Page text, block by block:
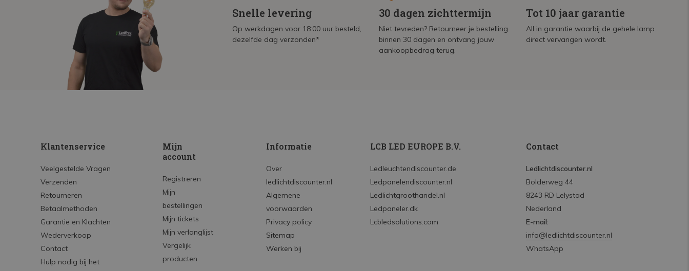
Snelle levering
Op werkdagen voor 18:00 uur besteld,
dezelfde dag verzonden*
30 dagen zichttermijn
Niet tevreden? Retourneer je bestelling
binnen 30 dagen en ontvang jouw
aankoopbedrag terug.
Tot 10 jaar garantie
All in garantie waarbij de gehele lamp
direct vervangen wordt.
Klantenservice
Veelgestelde Vragen
Verzenden
Retourneren
Betaalmethoden
Garantie en Klachten
Wederverkoop
Contact
Hulp nodig bij het
Mijn
account
Registreren
Mijn
bestellingen
Mijn tickets
Mijn verlanglijst
Vergelijk
producten
Informatie
Over
ledlichtdiscounter.nl
Algemene
voorwaarden
Privacy policy
Sitemap
Werken bij
LCB LED EUROPE B.V.
Ledleuchtendiscounter.de
Ledpanelendiscounter.nl
Ledlichtgroothandel.nl
Ledpaneler.dk
Lcbledsolutions.com
Contact
Ledlichtdiscounter.nl
Bolderweg 44
8243 RD Lelystad
Nederland
E-mail:
info@ledlichtdiscounter.nl
WhatsApp